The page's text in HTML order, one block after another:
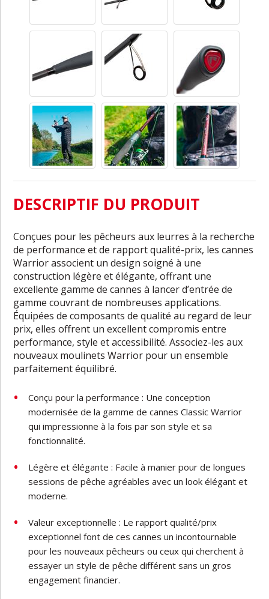
DESCRIPTIF DU PRODUIT
Conçues pour les pêcheurs aux leurres à la recherche
de performance et de rapport qualité-prix, les cannes
Warrior associent un design soigné à une
construction légère et élégante, offrant une
excellente gamme de cannes à lancer d’entrée de
gamme couvrant de nombreuses applications.
Équipées de composants de qualité au regard de leur
prix, elles offrent un excellent compromis entre
performance, style et accessibilité. Associez-les aux
nouveaux moulinets Warrior pour un ensemble
parfaitement équilibré.
Conçu pour la performance : Une conception
modernisée de la gamme de cannes Classic Warrior
qui impressionne à la fois par son style et sa
fonctionnalité.
Légère et élégante : Facile à manier pour de longues
sessions de pêche agréables avec un look élégant et
moderne.
Valeur exceptionnelle : Le rapport qualité/prix
exceptionnel font de ces cannes un incontournable
pour les nouveaux pêcheurs ou ceux qui cherchent à
essayer un style de pêche différent sans un gros
engagement financier.